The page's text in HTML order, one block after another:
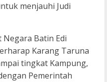
menjauhi Judi
Negara Batin Edi
Karang Taruna
tingkat Kampung,
Pemerintah